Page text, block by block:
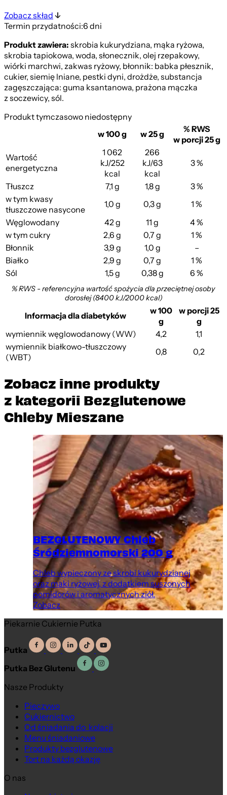
Zobacz skład
Termin przydatności:6 dni
Produkt zawiera:skrobia kukurydziana, mąka ryżowa,
skrobia tapiokowa, woda, słonecznik, olej rzepakowy,
wiórki marchwi, zakwas ryżowy, błonnik: babka płesznik,
cukier, siemię lniane, pestki dyni, drożdże, substancja
zagęszczająca: guma ksantanowa, prażona mączka
z soczewicy, sól.
Produkt tymczasowo niedostępny
w 100 g
w 25 g
% RWS
w porcji 25 g
Wartość
energetyczna
1 062
kJ/252
kcal
266
kJ/63
kcal
3 %
Tłuszcz 7,1 g 1,8 g
3 %
w tym kwasy
tłuszczowe nasycone
1,0 g 0,3 g
1 %
Węglowodany
42 g 11 g
4 %
w tym cukry
2,6 g 0,7 g
1 %
Błonnik
3,9 g 1,0 g
–
Białko
2,9 g 0,7 g
1 %
Sól
1,5 g 0,38 g 6 %
% RWS - referencyjna wartość spożycia dla przeciętnej osoby
dorosłej (8400 kJ/2000 kcal)
Informacja dla diabetyków
w 100
g
w porcji 25
g
wymiennik węglowodanowy (WW)
4,2
1,1
wymiennik białkowo-tłuszczowy
(WBT)
0,8 0,2
Zobacz inne produkty
z kategorii Bezglutenowe
Chleby Mieszane
BEZGLUTENOWY Chleb
Śródziemnomorski 200 g
Chleb wypieczony ze skrobi kukurydzianej
oraz maki ryżowej, z dodatkiem suszonych
pomidorów i aromatycznych ziół.
Zobacz
Piekarnie Cukiernie Putka
Putka
Putka Bez Glutenu
Nasze Produkty
Pieczywo
Cukiernictwo
Od śniadania do kolacji
Menu śniadaniowe
Produkty bezglutenowe
Tort na każdą okazję
O nas